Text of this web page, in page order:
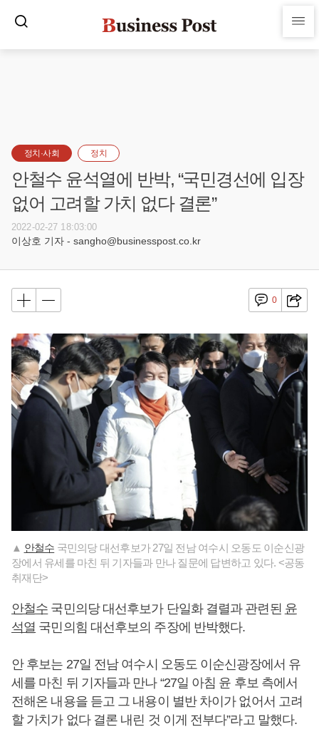
정치·사회 정치
안철수 윤석열에 반박, “국민경선에 입장
없어 고려할 가치 없다 결론”
2022-02-27 18:03:00
이상호 기자 - sangho@businesspost.co.kr
0
▲ 안철수 국민의당 대선후보가 27일 전남 여수시 오동도 이순신광
장에서 유세를 마친 뒤 기자들과 만나 질문에 답변하고 있다. <공동
취재단>
안철수 국민의당 대선후보가 단일화 결렬과 관련된 윤
석열 국민의힘 대선후보의 주장에 반박했다.
안 후보는 27일 전남 여수시 오동도 이순신광장에서 유
세를 마친 뒤 기자들과 만나 “27일 아침 윤 후보 측에서
전해온 내용을 듣고 그 내용이 별반 차이가 없어서 고려
할 가치가 없다 결론 내린 것 이게 전부다”라고 말했다.